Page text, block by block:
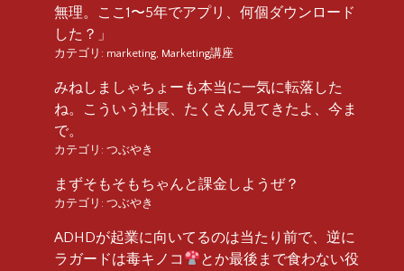
無理。ここ1〜5年でアプリ、何個ダウンロード
した？」
カテゴリ: marketing Marketing講座
みねしましゃちょーも本当に一気に転落した
ね。こういう社長、たくさん見てきたよ、今ま
で。
カテゴリ: つぶやき
まずそもそもちゃんと課金しようぜ？
カテゴリ: つぶやき
ADHDが起業に向いてるのは当たり前で、逆に
ラガードは毒キノコ
とか最後まで食わない役